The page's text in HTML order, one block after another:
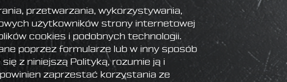
przetwarzania, wykorzystywania,
użytkowników strony internetowej
cookies i podobnych technologii.
poprzez formularze lub w inny sposób
z niniejszą Polityką, rozumie ją i
zaprzestać korzystania ze